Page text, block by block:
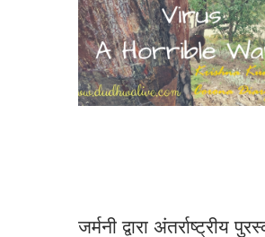
जर्मनी द्वारा अंतर्राष्ट्रीय